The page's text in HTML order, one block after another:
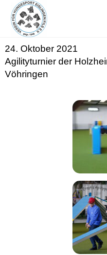
24. Oktober 2021
Agilityturnier der
Vöhringen